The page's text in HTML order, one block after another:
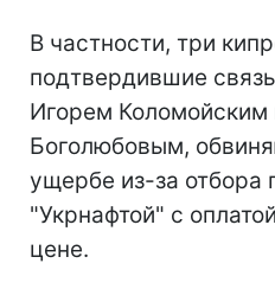
В частности, три
подтвердившие
Игорем Коломойским
Боголюбовым,
ущербе из-за отбора
"Укрнафтой" с
цене.